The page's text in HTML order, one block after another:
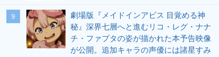
9
劇場版『メイドインアビス 目覚める神
秘』深界七層へと進むリコ・レグ・ナナ
チ・ファプタの姿が描かれた本予告映像
が公開。追加キャラの声優には諸星すみ